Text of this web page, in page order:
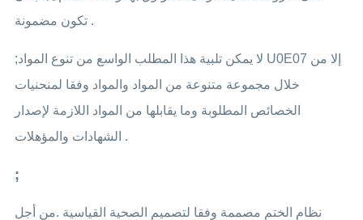
تكون مضمونة .
;لا يمكن تلبية هذا المطلب الواسع من تنوع المواد U0E07 إلا من
خلال مجموعة متنوعة من المواد والمواد وفقا لمنحنيات
الخصائص المطلوبة وما يقابلها من المواد اللازمة لإصدار
الشهادات والمؤهلات .
;
نظام الختم مصممة وفقا لتصميم الصحية القياسية .من أجل